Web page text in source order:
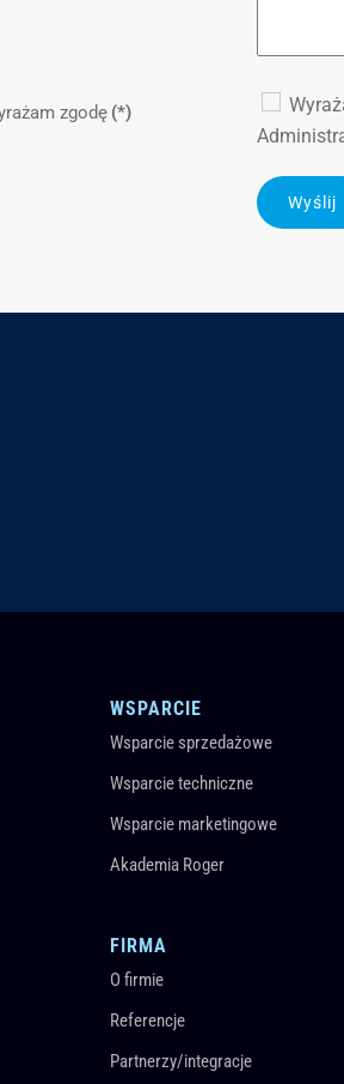
zgodę (*)
Wyślij
WSPARCIE
Wsparcie sprzedażowe
Wsparcie techniczne
Wsparcie marketingowe
Akademia Roger
FIRMA
O firmie
Referencje
Partnerzy/integracje